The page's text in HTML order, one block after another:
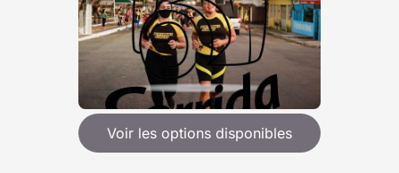
Voir les options disponibles